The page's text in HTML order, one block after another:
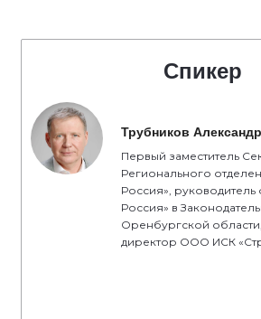
Спикер
Трубников
Первый заместитель
Регионального
Россия»,
Россия» в
Оренбургской
директор ООО ИСК